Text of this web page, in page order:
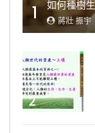
1 蔣壯 振宇
2